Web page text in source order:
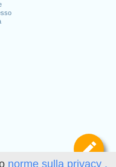
norme sulla privacy .